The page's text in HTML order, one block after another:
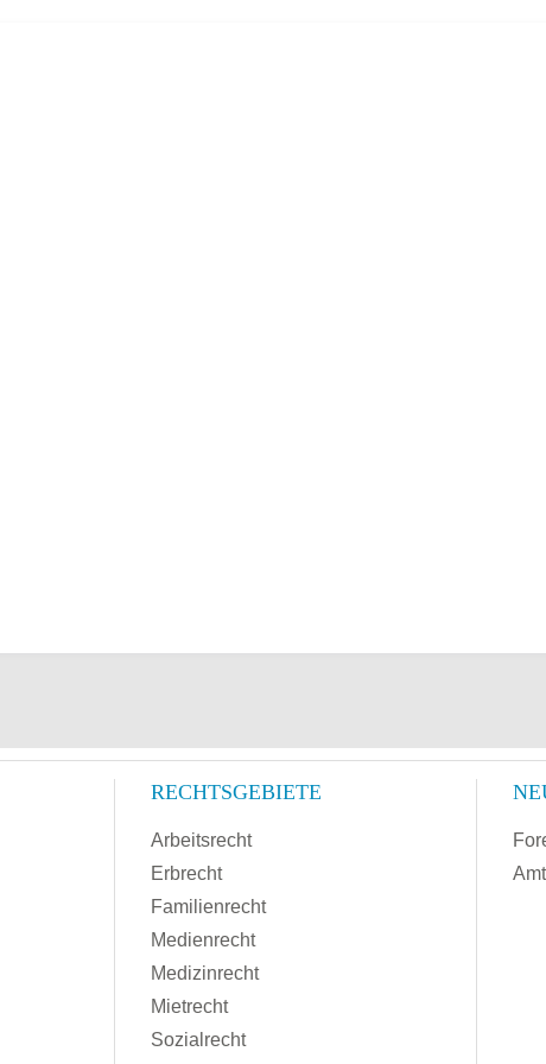
RECHTSGEBIETE
Arbeitsrecht
Erbrecht
Familienrecht
Medienrecht
Medizinrecht
Mietrecht
Sozialrecht